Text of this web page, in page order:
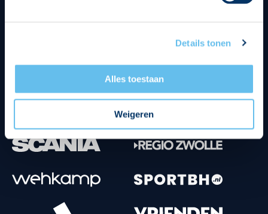
Details tonen
Alles toestaan
Weigeren